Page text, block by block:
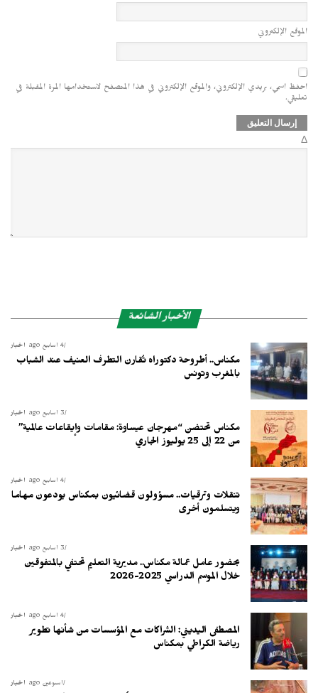
الموقع الإلكتروني
احفظ اسمي، بريدي الإلكتروني، والموقع الإلكتروني في هذا المتصفح لاستخدامها المرة المقبلة في
تعليقي.
Δ
الأخبار الشائعة
أخبار 4 أسابيع ago
مكناس.. أطروحة دكتوراه تُقارن التطرف العنيف عند الشباب
بالمغرب وتونس
أخبار 3 أسابيع ago
مكناس تحتضن “مهرجان عيساوة: مقامات وإيقاعات عالمية”
من 22 إلى 25 يوليوز الجاري
أخبار 4 أسابيع ago
تنقلات وترقيات.. مسؤولون قضائيون بمكناس يودعون مهاما
ويتسلمون أخرى
أخبار 3 أسابيع ago
بحضور عامل عمالة مكناس.. مديرية التعليم تحتفي بالمتفوقين
خلال الموسم الدراسي 2025-2026
أخبار 4 أسابيع ago
المصطفى اليديني: الشراكات مع المؤسسات من شأنها تطوير
رياضة الكراطي بمكناس
أخبار أسبوعين ago